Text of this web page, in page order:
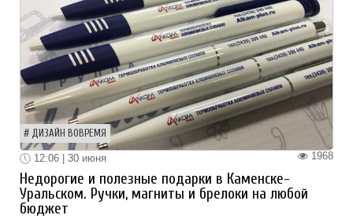
ДИЗАЙН ВОВРЕМЯ
1968
12:06 | 30 июня
Недорогие и полезные подарки в Каменске-
Уральском. Ручки, магниты и брелоки на любой
бюджет